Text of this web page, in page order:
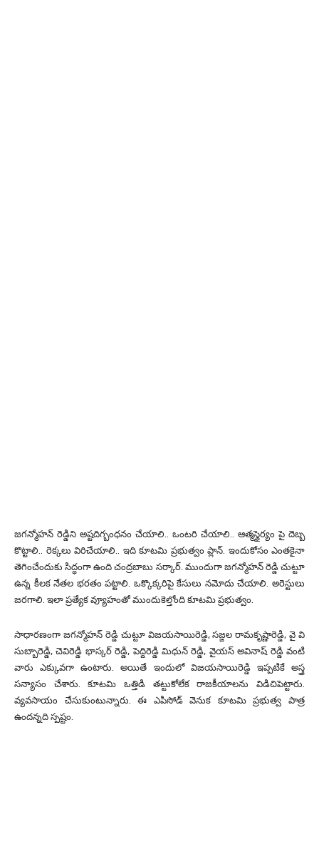
జగన్మోహన్ రెడ్డిని అష్టదిగ్బంధనం చేయాలి.. ఒంటరి చేయాలి.. ఆత్మస్థైర్యం పై దెబ్బ
కొట్టాలి.. రెక్కలు విరిచేయాలి.. ఇది కూటమి ప్రభుత్వం ప్లాన్. ఇందుకోసం ఎంతకైనా
తెగించేందుకు సిద్ధంగా ఉంది చంద్రబాబు సర్కార్. ముందుగా జగన్మోహన్ రెడ్డి చుట్టూ
ఉన్న కీలక నేతల భరతం పట్టాలి. ఒక్కొక్కరిపై కేసులు నమోదు చేయాలి. అరెస్టులు
జరగాలి. ఇలా ప్రత్యేక వ్యూహంతో ముందుకెల్తోంది కూటమి ప్రభుత్వం.
సాధారణంగా జగన్మోహన్ రెడ్డి చుట్టూ విజయసాయిరెడ్డి, సజ్జల రామకృష్ణారెడ్డి, వై వి
సుబ్బారెడ్డి, చెవిరెడ్డి భాస్కర్ రెడ్డి, పెద్దిరెడ్డి మిధున్ రెడ్డి, వైయస్ అవినాష్ రెడ్డి వంటి
వారు ఎక్కువగా ఉంటారు. అయితే ఇందులో విజయసాయిరెడ్డి ఇప్పటికే అస్త్ర
సన్యాసం చేశారు. కూటమి ఒత్తిడి తట్టుకోలేక రాజకీయాలను విడిచిపెట్టారు.
వ్యవసాయం చేసుకుంటున్నారు. ఈ ఎపిసోడ్ వెనుక కూటమి ప్రభుత్వ పాత్ర
ఉందన్నది స్పష్టం.